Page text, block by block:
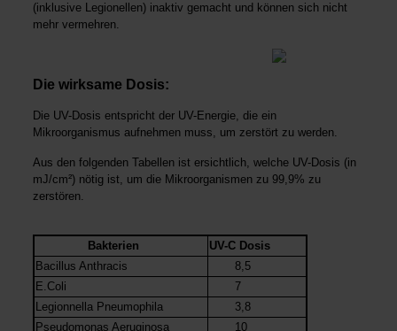
(inklusive Legionellen) inaktiv gemacht und können sich nicht
mehr vermehren.
Die wirksame Dosis:
Die UV-Dosis entspricht der UV-Energie, die ein
Mikroorganismus aufnehmen muss, um zerstört zu werden.
Aus den folgenden Tabellen ist ersichtlich, welche UV-Dosis (in
mJ/cm²) nötig ist, um die Mikroorganismen zu 99,9% zu
zerstören.
Bakterien
UV-C Dosis
Bacillus Anthracis
8,5
E.Coli
7
Legionnella Pneumophila
3,8
Pseudomonas Aeruginosa
10